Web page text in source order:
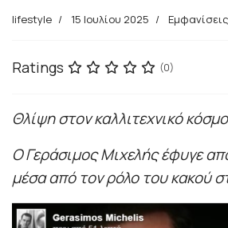
lifestyle 15 Ιουλίου 2025
Ratings (0)
Θλίψη στον καλλιτεχνικό
Ο Γεράσιμος Μιχελής έφυγε
μέσα από τον ρόλο του κακού